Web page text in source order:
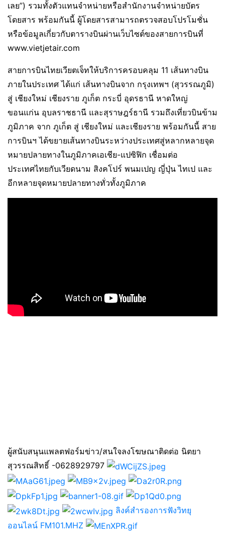
เลย”) รวมทั้งตัวแทนจำหน่ายหรือสำนักงานจำหน่ายบัตร
โดยสาร พร้อมกันนี้ ผู้โดยสารสามารถตรวจสอบโปรโมชั่น
หรือข้อมูลเกี่ยวกับตารางบินผ่านเว็บไซต์ของสายการบินที่
www.vietjetair.com
สายการบินไทยเวียตเจ็ทให้บริการครอบคลุม 11 เส้นทางบิน
ภายในประเทศ ได้แก่ เส้นทางบินจาก กรุงเทพฯ (สุวรรณภูมิ)
สู่ เชียงใหม่ เชียงราย ภูเก็ต กระบี่ อุดรธานี หาดใหญ่
ขอนแก่น อุบลราชธานี และสุราษฎร์ธานี รวมถึงเที่ยวบินข้าม
ภูมิภาค จาก ภูเก็ต สู่ เชียงใหม่ และเชียงราย พร้อมกันนี้ สาย
การบินฯ ได้ขยายเส้นทางบินระหว่างประเทศสู่หลากหลายจุด
หมายปลายทางในภูมิภาคเอเชีย-แปซิฟิก เชื่อมต่อ
ประเทศไทยกับเวียดนาม สิงคโปร์ พนมเปญ ญี่ปุ่น ไทเป และ
อีกหลายจุดหมายปลายทางทั่วทั้งภูมิภาค
ผู้สนับสนุนแพลตฟอร์มข่าว/สนใจลงโฆษณาติดต่อ นิตยา
สุวรรณสิทธิ์ -0628929797
ลิงค์สำรองการฟังวิทยุ
ออนไลน์ FM101.MHZ